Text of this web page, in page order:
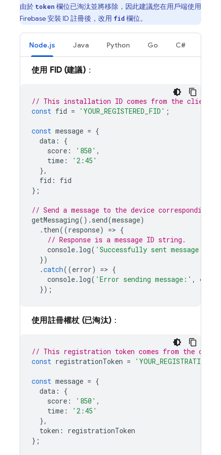
由於 token 欄位已淘汰並將移除，因此建議您在用戶端使用
Firebase 安裝 ID 註冊後，改用 fid 欄位。
Node.js Java Python Go C#
使用 FID (建議)：
// This installation ID comes from the client
const fid = 'YOUR_REGISTERED_FID' ;
const message = {
data :
{
score : '850' ,
time :
'2:45'
},
fid :
fid
};
// Send a message to the device corresponding
getMessaging(). send(message)
. then((response) => {
// Response is a message ID string.
console. log( 'Successfully sent message:'
})
.catch((error) => {
console. log( 'Error sending message:' , error
});
使用註冊權杖 (已淘汰) ：
// This registration token comes from the client
const registrationToken =
const message = {
data :
{
score : '850' ,
time :
'2:45'
},
token :
registrationToken
};